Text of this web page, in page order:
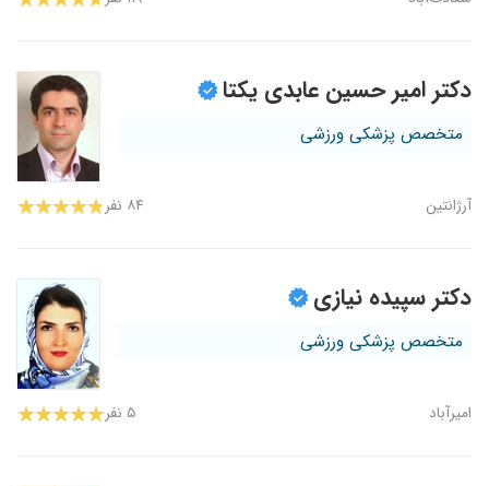
دکتر امیر حسین عابدی یکتا
متخصص پزشکی ورزشی
آرژانتین ۸۴ نفر
دکتر سپیده نیازی
متخصص پزشکی ورزشی
امیرآباد ۵ نفر